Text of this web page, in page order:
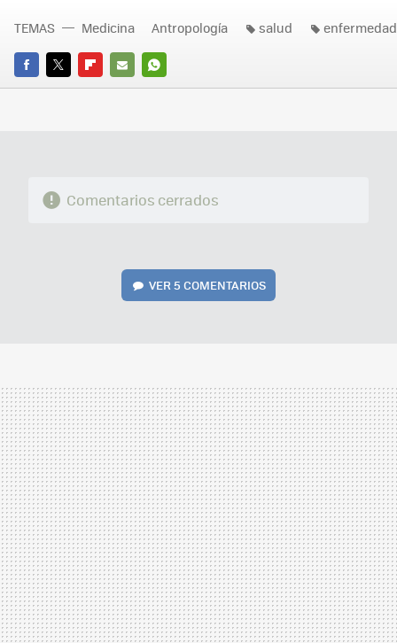
FACEBOOK
TWITTERFLIPBOARD
E-
WHATSAPP
TEMAS Medicina Antropología salud
Comentarios cerrados
VER5 COMENTARIOS